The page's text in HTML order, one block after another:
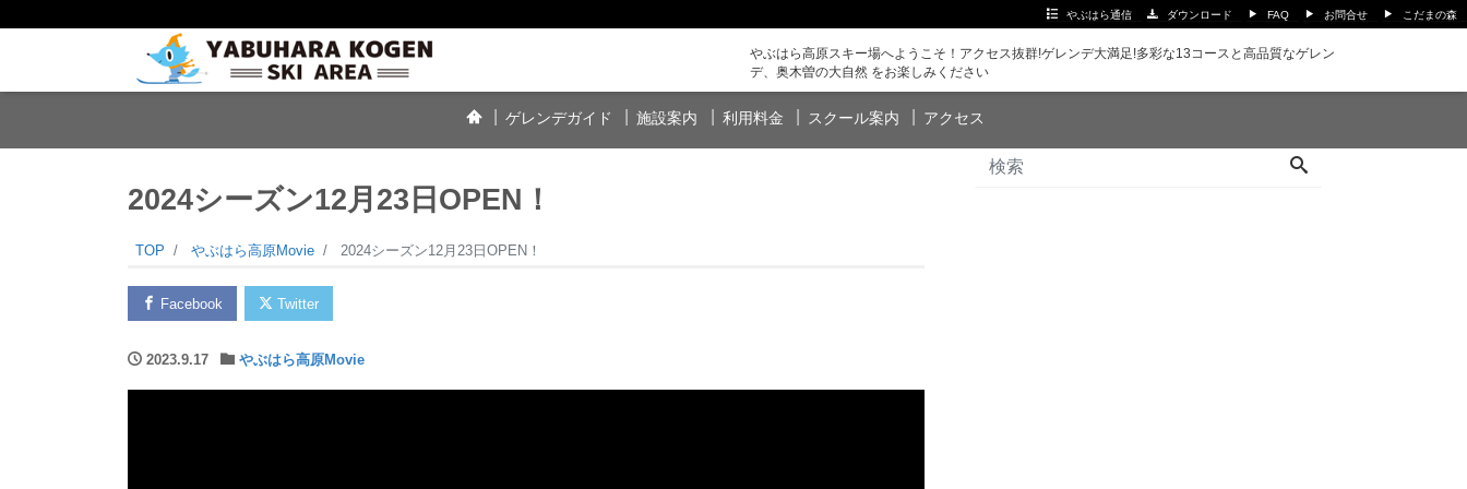
やぶはら通信 ダウンロード FAQ お問合せ こだまの森
やぶはら高原スキー場へようこそ！アクセス抜群!ゲレンデ大満足!多彩な13コースと高品質なゲレン
デ、奥木曽の大自然 をお楽しみください
ゲレンデガイド 施設案内 利用料金 スクール案内 アクセス
2024シーズン12月23日OPEN！
TOP やぶはら高原Movie 2024シーズン12月23日OPEN！
Facebook Twitter
2023.9.17 やぶはら高原Movie